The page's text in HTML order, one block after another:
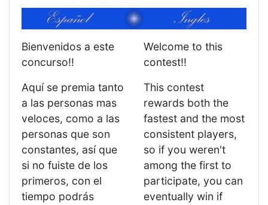
Bienvenidos a este
concurso!!
Aquí se premia tanto
a las personas mas
veloces, como a las
personas que son
constantes, así que
si no fuiste de los
primeros, con el
tiempo podrás
Welcome to this
contest!!
This contest
rewards both the
fastest and the most
consistent players,
so if you weren't
among the first to
participate, you can
eventually win if